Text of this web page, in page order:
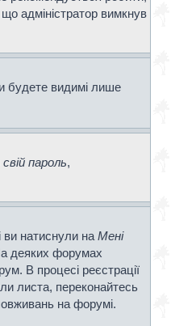
адміністратор вимкнув
будете видимі лише
пароль,
натиснули на Мені
деяких форумах
В процесі реєстрації
листа, переконайтесь
на форумі.